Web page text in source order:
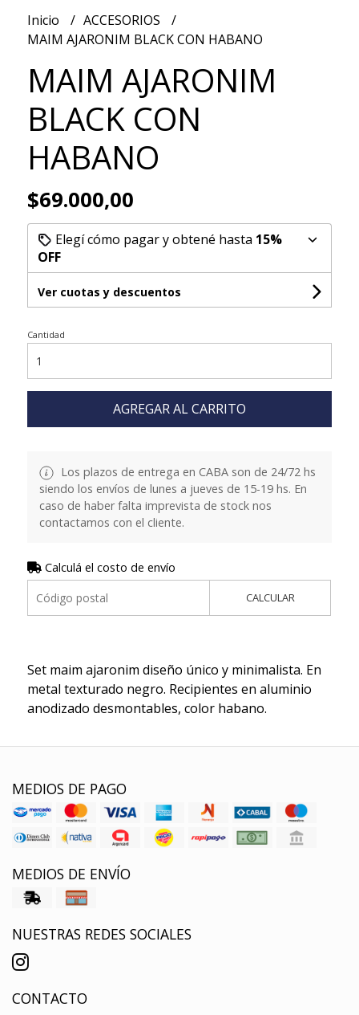
Inicio
ACCESORIOS
MAIM AJARONIM BLACK CON HABANO
MAIM AJARONIM
BLACK CON
HABANO
$69.000,00
Elegí cómo pagar y obtené hasta 15%
OFF
Ver cuotas y descuentos
Cantidad
AGREGAR AL CARRITO
Los plazos de entrega en CABA son de 24/72 hs
siendo los envíos de lunes a jueves de 15-19 hs. En
caso de haber falta imprevista de stock nos
contactamos con el cliente.
Calculá el costo de envío
CALCULAR
Set maim ajaronim diseño único y minimalista. En
metal texturado negro. Recipientes en aluminio
anodizado desmontables, color habano.
MEDIOS DE PAGO
MEDIOS DE ENVÍO
NUESTRAS REDES SOCIALES
CONTACTO